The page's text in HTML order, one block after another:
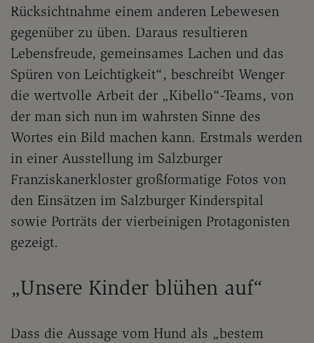
Rücksichtnahme einem anderen Lebewesen
gegenüber zu üben. Daraus resultieren
Lebensfreude, gemeinsames Lachen und das
Spüren von Leichtigkeit“, beschreibt Wenger
die wertvolle Arbeit der „Kibello“-Teams, von
der man sich nun im wahrsten Sinne des
Wortes ein Bild machen kann. Erstmals werden
in einer Ausstellung im Salzburger
Franziskanerkloster großformatige Fotos von
den Einsätzen im Salzburger Kinderspital
sowie Porträts der vierbeinigen Protagonisten
gezeigt.
„Unsere Kinder blühen auf“
Dass die Aussage vom Hund als „bestem